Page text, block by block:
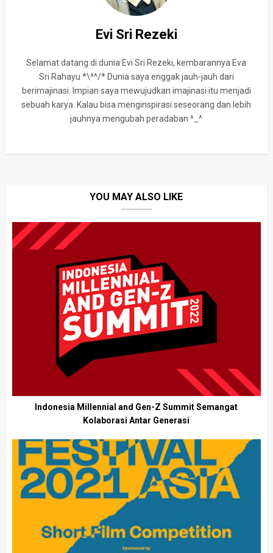
Evi Sri Rezeki
Selamat datang di dunia Evi Sri Rezeki, kembarannya Eva
Sri Rahayu *\^^/* Dunia saya enggak jauh-jauh dari
berimajinasi. Impian saya mewujudkan imajinasi itu menjadi
sebuah karya. Kalau bisa menginspirasi seseorang dan lebih
jauhnya mengubah peradaban ^_^
YOU MAY ALSO LIKE
Indonesia Millennial and Gen-Z Summit Semangat
Kolaborasi Antar Generasi